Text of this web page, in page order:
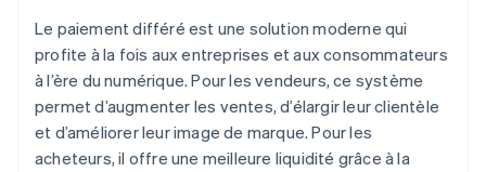
Le paiement différé est une solution moderne qui
profite à la fois aux entreprises et aux consommateurs
à l’ère du numérique. Pour les vendeurs, ce système
permet d’augmenter les ventes, d’élargir leur clientèle
et d’améliorer leur image de marque. Pour les
acheteurs, il offre une meilleure liquidité grâce à la